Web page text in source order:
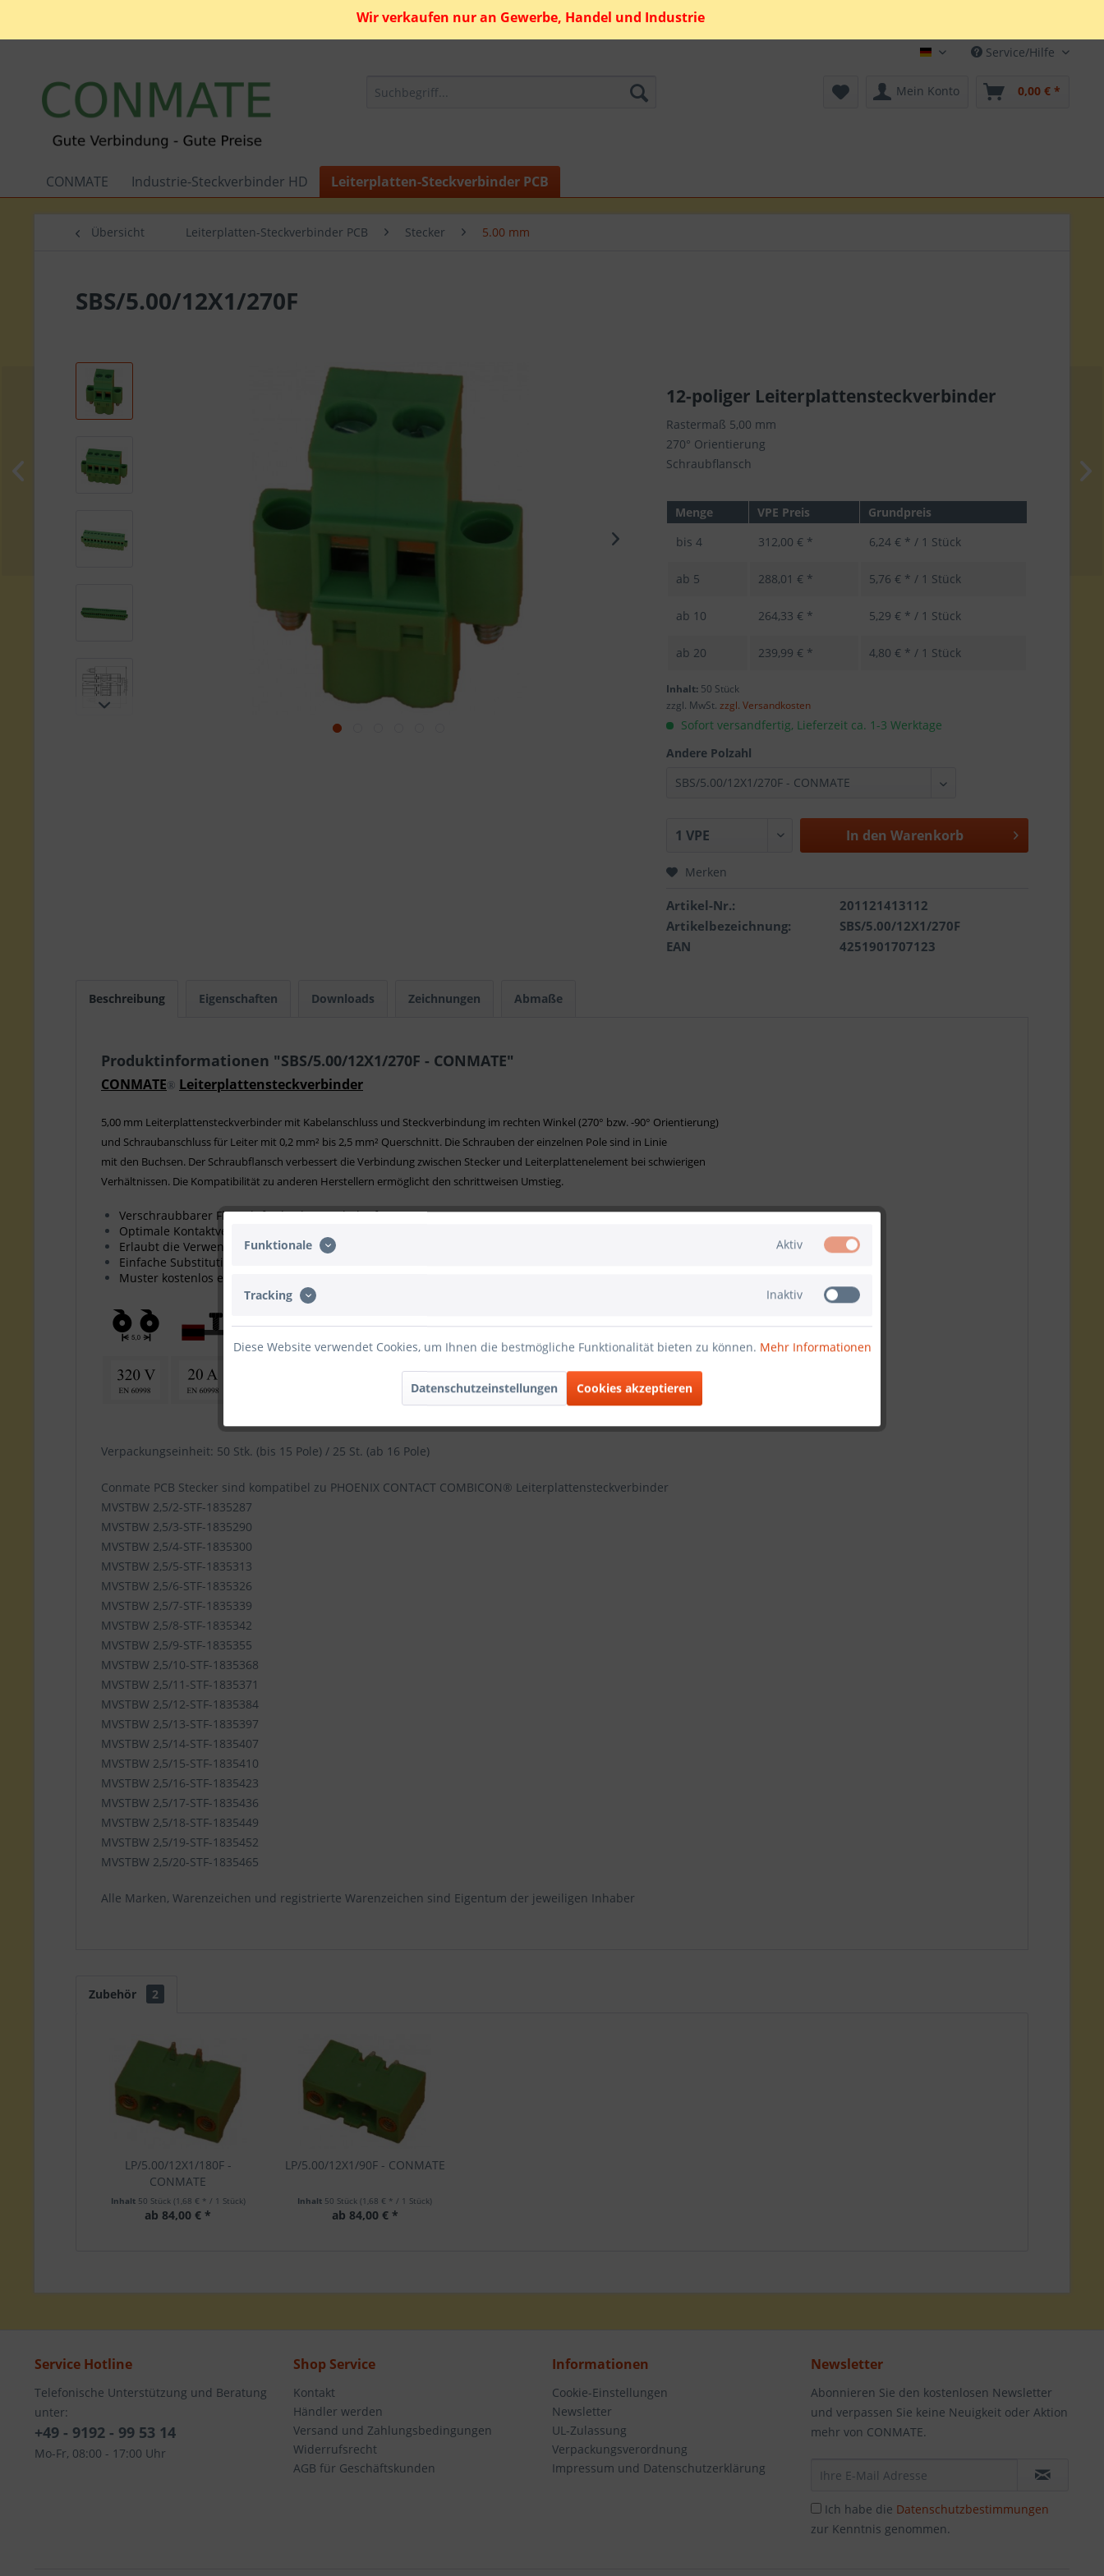
Wir verkaufen nur an Gewerbe, Handel und Industrie
Deutsch Service/Hilfe
Mein Konto 0,00 € *
CONMATE Industrie-Steckverbinder HD Leiterplatten-Steckverbinder PCB
Übersicht Leiterplatten-Steckverbinder PCB Stecker 5.00 mm
SBS/5.00/12X1/270F
12-poliger Leiterplattensteckverbinder
Rastermaß 5,00 mm
270° Orientierung
Schraubflansch
Menge VPE Preis
Grundpreis
bis4 312,00 € * 6,24 € * / 1 Stück
ab 5 288,01 € * 5,76 € * / 1 Stück
ab 10 264,33 € * 5,29 € * / 1 Stück
ab 20 239,99 € * 4,80 € * / 1 Stück
Inhalt: 50 Stück
zzgl. MwSt.zzgl. Versandkosten
Sofort versandfertig, Lieferzeit ca. 1-3 Werktage
Andere Polzahl
In den Warenkorb
Merken
Artikel-Nr.:
201121413112
Artikelbezeichnung:
SBS/5.00/12X1/270F
EAN
4251901707123
Beschreibung Eigenschaften Downloads Zeichnungen Abmaße
Produktinformationen "SBS/5.00/12X1/270F - CONMATE"
CONMATE® Leiterplattensteckverbinder
5,00 mm Leiterplattensteckverbinder mit Kabelanschluss und Steckverbindung im rechten Winkel (270° bzw. -90° Orientierung)
und Schraubanschluss für Leiter mit 0,2 mm² bis 2,5 mm² Querschnitt. Die Schrauben der einzelnen Pole sind in Linie
mit den Buchsen. Der Schraubflansch verbessert die Verbindung zwischen Stecker und Leiterplattenelement bei schwierigen
Verhältnissen. Die Kompatibilität zu anderen Herstellern ermöglicht den schrittweisen Umstieg.
Verschraubbarer Flansch für höchste Haltekraft
Optimale Kontaktverbindung, geringe Erwärmung
Erlaubt die Verwendungen von zwei Leitern in einem Pol
Einfache Substitution vorhandener Steckverbinder
Muster kostenlos erhältlich
Verpackungseinheit: 50 Stk. (bis 15 Pole) / 25 St. (ab 16 Pole)
Conmate PCB Stecker sind kompatibel zu PHOENIX CONTACT COMBICON® Leiterplattensteckverbinder
MVSTBW 2,5/2-STF-1835287
MVSTBW 2,5/3-STF-1835290
MVSTBW 2,5/4-STF-1835300
MVSTBW 2,5/5-STF-1835313
MVSTBW 2,5/6-STF-1835326
MVSTBW 2,5/7-STF-1835339
MVSTBW 2,5/8-STF-1835342
MVSTBW 2,5/9-STF-1835355
MVSTBW 2,5/10-STF-1835368
MVSTBW 2,5/11-STF-1835371
MVSTBW 2,5/12-STF-1835384
MVSTBW 2,5/13-STF-1835397
MVSTBW 2,5/14-STF-1835407
MVSTBW 2,5/15-STF-1835410
MVSTBW 2,5/16-STF-1835423
MVSTBW 2,5/17-STF-1835436
MVSTBW 2,5/18-STF-1835449
MVSTBW 2,5/19-STF-1835452
MVSTBW 2,5/20-STF-1835465
Alle Marken, Warenzeichen und registrierte Warenzeichen sind Eigentum der jeweiligen Inhaber
Zubehör 2
LP/5.00/12X1/180F -
CONMATE
Inhalt 50 Stück (1,68 € * / 1 Stück)
ab 84,00 € *
LP/5.00/12X1/90F - CONMATE
Inhalt 50 Stück(1,68 € * / 1 Stück)
ab 84,00 € *
Service Hotline
Telefonische Unterstützung und Beratung
unter:
+49 - 9192 - 99 53 14
Mo-Fr, 08:00 - 17:00 Uhr
Shop Service
Kontakt
Händler werden
Versand und Zahlungsbedingungen
Widerrufsrecht
AGB für Geschäftskunden
Informationen
Cookie-Einstellungen
Newsletter
UL-Zulassung
Verpackungsverordnung
Impressum und Datenschutzerklärung
Newsletter
Abonnieren Sie den kostenlosen Newsletter
und verpassen Sie keine Neuigkeit oder Aktion
mehr von CONMATE.
Ich habe die Datenschutzbestimmungen
zur Kenntnis genommen.
Funktionale Aktiv
Tracking Inaktiv
Diese Website verwendet Cookies, um Ihnen die bestmögliche Funktionalität bieten zu können. Mehr Informationen
Datenschutzeinstellungen Cookies akzeptieren